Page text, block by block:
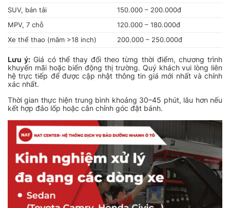
SUV, bán tải
150.000 – 200.000đ
MPV, 7 chỗ
120.000 – 180.000đ
Xe thể thao (mâm >18 inch)
200.000 – 250.000đ
Lưu ý: Giá có thể thay đổi theo từng thời điểm, chương trình
khuyến mãi hoặc biến động thị trường. Quý khách vui lòng liên
hệ trực tiếp để được cập nhật thông tin giá mới nhất và chính
xác nhất.
Thời gian thực hiện trung bình khoảng 30–45 phút, lâu hơn nếu
kết hợp đảo lốp hoặc cân chỉnh góc đặt bánh.